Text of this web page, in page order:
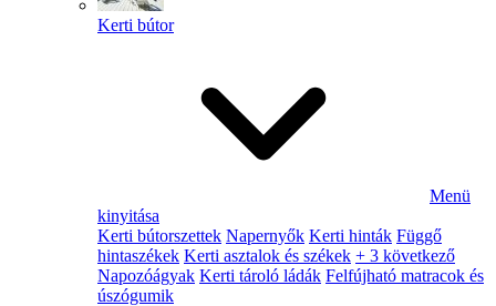
Kerti bútor
Menü
kinyitása
Kerti bútorszettek Napernyők Kerti hinták Függő
hintaszékek Kerti asztalok és székek + 3 következő
Napozóágyak Kerti tároló ládák Felfújható matracok és
úszógumik